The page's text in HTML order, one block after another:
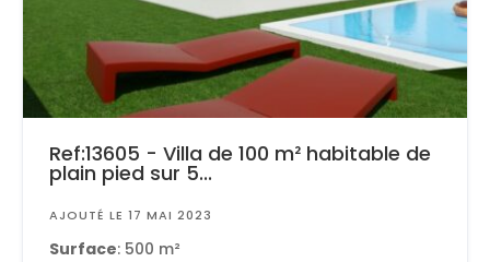
Ref:13605 - Villa de 100 m² habitable de
plain pied sur 5...
AJOUTÉ LE 17 MAI 2023
Surface: 500 m²